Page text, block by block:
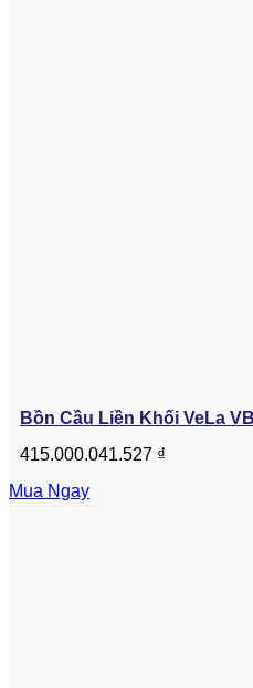
Bồn Cầu Liền Khối VeLa
415.000.041.527 ₫
Mua Ngay